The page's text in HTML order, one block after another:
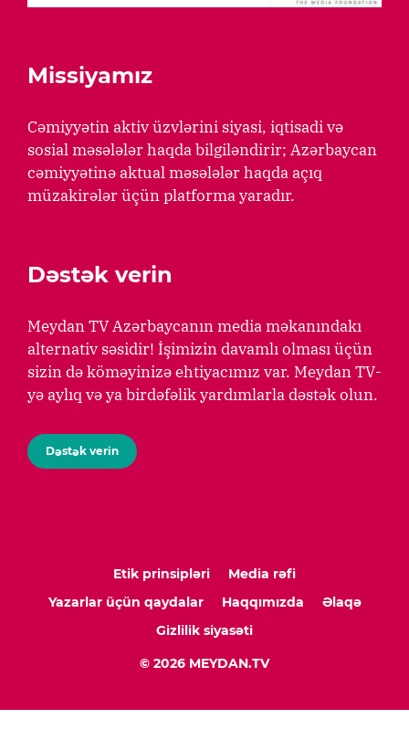
Missiyamız
Cəmiyyətin aktiv üzvlərini siyasi, iqtisadi və
sosial məsələlər haqda bilgiləndirir; Azərbaycan
cəmiyyətinə aktual məsələlər haqda açıq
müzakirələr üçün platforma yaradır.
Dəstək verin
Meydan TV Azərbaycanın media məkanındakı
alternativ səsidir! İşimizin davamlı olması üçün
sizin də köməyinizə ehtiyacımız var. Meydan TV-
yə aylıq və ya birdəfəlik yardımlarla dəstək olun.
Dəstək verin
Etik prinsipləri
Media rəfi
Yazarlar üçün qaydalar
Haqqımızda
Əlaqə
Gizlilik siyasəti
© 2026 MEYDAN.TV